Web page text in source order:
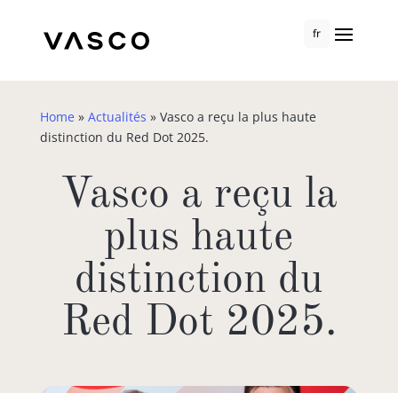
fr
Home » Actualités » Vasco a reçu la plus haute
distinction du Red Dot 2025.
Vasco a reçu la
plus haute
distinction du
Red Dot 2025.